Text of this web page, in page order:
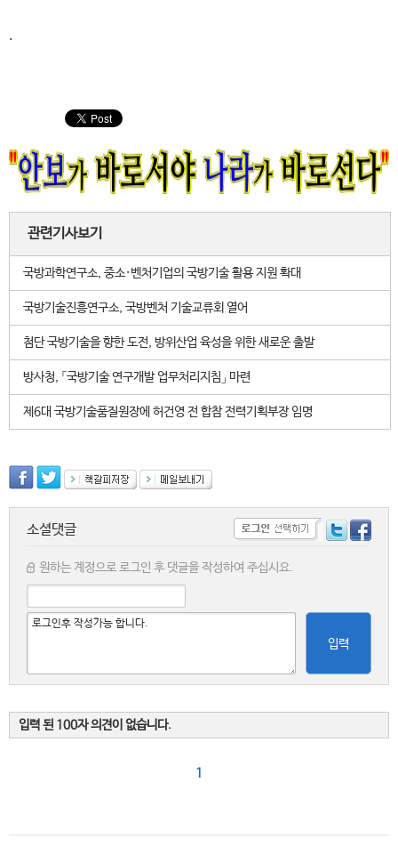
.
관련기사보기
국방과학연구소, 중소·벤처기업의 국방기술 활용 지원 확대
국방기술진흥연구소, 국방벤처 기술교류회 열어
첨단 국방기술을 향한 도전, 방위산업 육성을 위한 새로운 출발
방사청, 「국방기술 연구개발 업무처리지침」 마련
제6대 국방기술품질원장에 허건영 전 합참 전력기획부장 임명
소셜댓글
원하는 계정으로 로그인 후 댓글을 작성하여 주십시요.
입력
입력 된 100자 의견이 없습니다.
1